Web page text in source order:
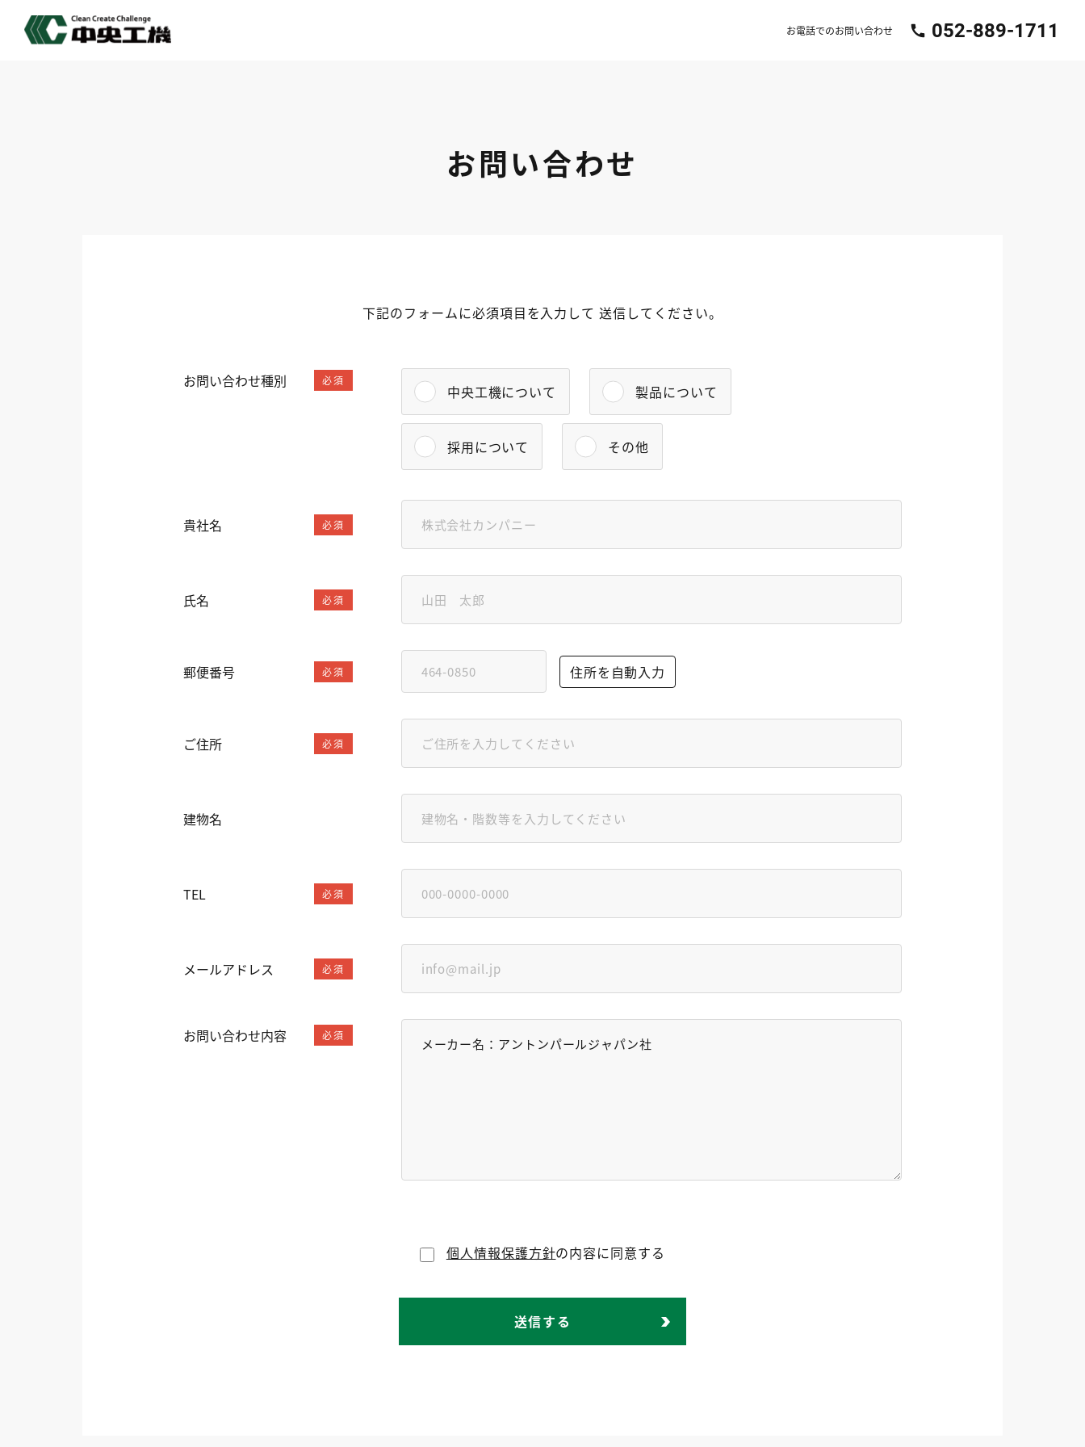
お電話でのお問い合わせ call 052-889-1711
お問い合わせ
下記のフォームに必須項目を入力して 送信してください。
お問い合わせ種別 必須
中央工機について 製品について
採用について その他
貴社名 必須
氏名 必須
郵便番号 必須 住所を自動入力
ご住所 必須
建物名
TEL 必須
メールアドレス 必須
お問い合わせ内容 必須
個人情報保護方針の内容に同意する
送信する